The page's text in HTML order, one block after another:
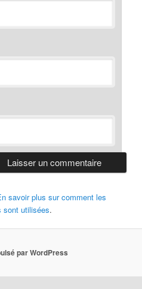
savoir plus sur comment les
sont utilisées.
par WordPress